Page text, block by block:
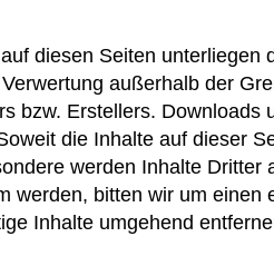
diesen Seiten unterliegen
außerhalb der
bzw. Erstellers. Downloads
die Inhalte auf dieser
werden Inhalte Dritter
werden, bitten wir um einen
Inhalte umgehend